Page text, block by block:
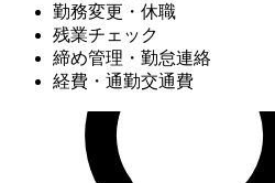
勤務変更・休職
残業チェック
締め管理・勤怠連絡
経費・通勤交通費